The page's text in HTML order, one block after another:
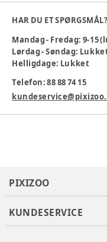
God pasform
Velegnet til hverdag og
Produktionsland:Indien
Tøj størrelse:68 cm / 6
Varenummer:383252
HAR DU ET
Mandag - Fredag: 9-15
Lørdag - Søndag:
Helligdage: Lukket
Telefon: 88 88 74 15
PIXIZOO
KUNDESERVICE